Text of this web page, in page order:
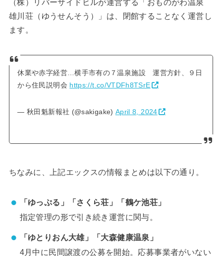
（株）リバーサイドヒルが運営する「おものがわ温泉
雄川荘（ゆうせんそう）」は、閉館することなく運営し
ます。
休業や赤字経営…横手市有の７温泉施設 運営方針、９日
から住民説明会 https://t.co/VTDFh8TSrE
— 秋田魁新報社 (@sakigake) April 8, 2024
ちなみに、上記エックスの情報まとめは以下の通り。
「ゆっぷる」「さくら荘」「鶴ケ池荘」
指定管理の形で引き続き運営に関与。
「ゆとりおん大雄」「大森健康温泉」
4月中に民間譲渡の公募を開始。応募事業者がいない